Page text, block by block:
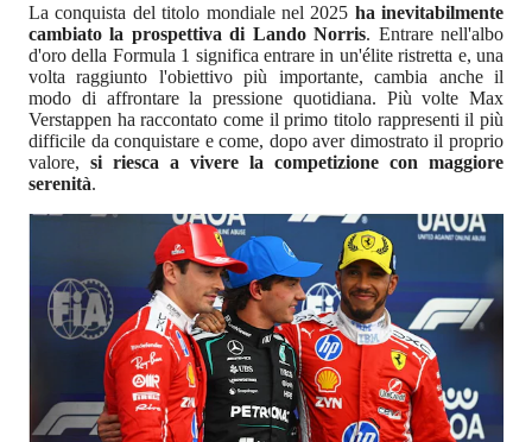
La conquista del titolo mondiale nel 2025 ha inevitabilmente
cambiato la prospettiva di Lando Norris. Entrare nell'albo
d'oro della Formula 1 significa entrare in un'élite ristretta e, una
volta raggiunto l'obiettivo più importante, cambia anche il
modo di affrontare la pressione quotidiana. Più volte Max
Verstappen ha raccontato come il primo titolo rappresenti il più
difficile da conquistare e come, dopo aver dimostrato il proprio
valore, si riesca a vivere la competizione con maggiore
serenità.